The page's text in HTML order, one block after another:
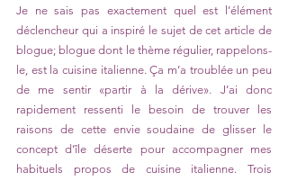
Je ne sais pas exactement quel est l’élément
déclencheur qui a inspiré le sujet de cet article de
blogue; blogue dont le thème régulier, rappelons-
le, est la cuisine italienne. Ça m’a troublée un peu
de me sentir «partir à la dérive». J’ai donc
rapidement ressenti le besoin de trouver les
raisons de cette envie soudaine de glisser le
concept d’île déserte pour accompagner mes
habituels propos de cuisine italienne. Trois